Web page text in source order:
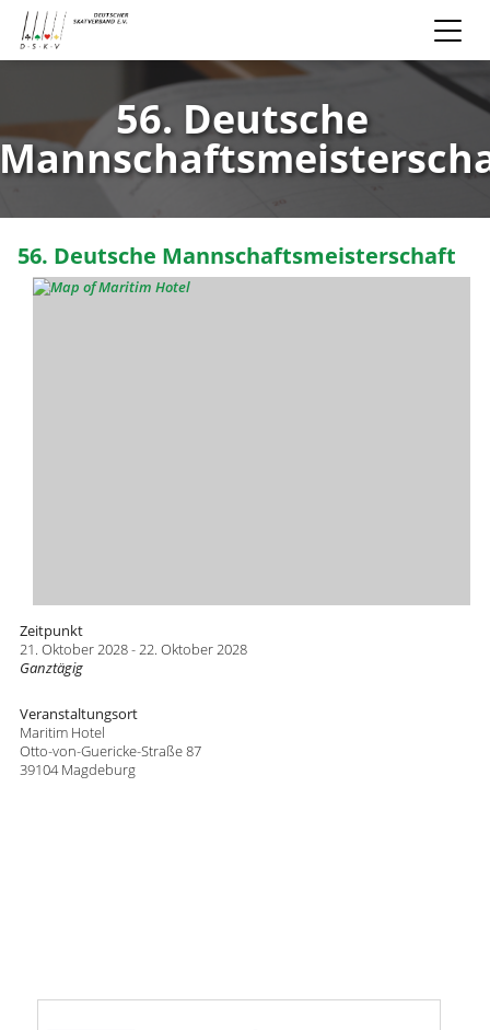
56. Deutsche
56. Deutsche Mannschaftsmeisterschaft
Zeitpunkt
21. Oktober 2028 - 22. Oktober 2028
Ganztägig
Veranstaltungsort
Maritim Hotel
Otto-von-Guericke-Straße 87
39104 Magdeburg